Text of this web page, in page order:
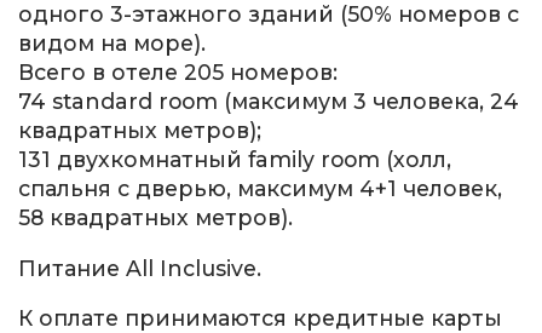
одного 3-этажного зданий (50% номеров с
видом на море).
Всего в отеле 205 номеров:
74 standard room (максимум 3 человека, 24
квадратных метров);
131 двухкомнатный family room (холл,
спальня с дверью, максимум 4+1 человек,
58 квадратных метров).
Питание All Inclusive.
К оплате принимаются кредитные карты